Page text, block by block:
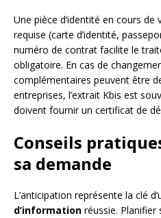
Une pièce d’identité en cours
requise (carte d’identité,
numéro de contrat facilite le
obligatoire. En cas de
complémentaires peuvent être
entreprises, l’extrait Kbis est
doivent fournir un certificat de
Conseils
sa demande
L’anticipation représente la clé
d’information réussie.